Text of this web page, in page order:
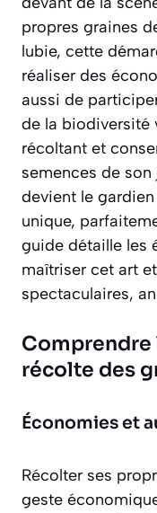
propres graines
lubie, cette
réaliser des
aussi de
de la biodiversité
récoltant et
semences de
devient le
unique,
guide détaille les
maîtriser cet art
spectaculaires,
Comprendre
récolte des
Économies et
Récolter ses
geste